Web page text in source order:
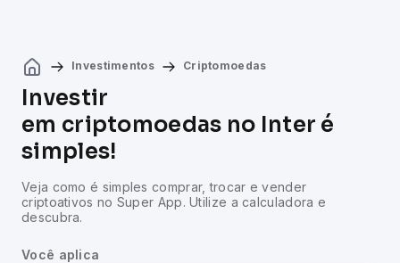
Investimentos Criptomoedas
Investir
em criptomoedas no Inter é
simples!
Veja como é simples comprar, trocar e vender
criptoativos no Super App. Utilize a calculadora e
descubra.
Você aplica